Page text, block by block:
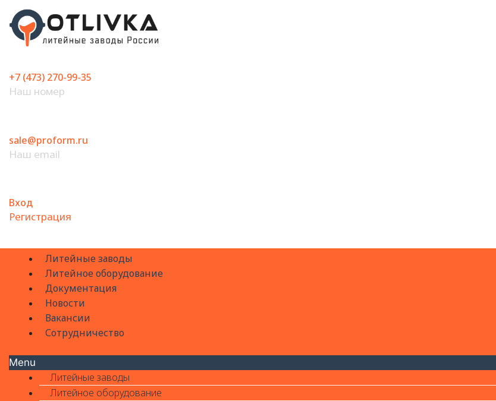
Перейти
содержимому
+7 (473) 270-99-35
Наш номер
sale@proform.ru
Наш email
Вход
Регистрация
Литейные заводы
Литейное оборудование
Документация
Новости
Вакансии
Сотрудничество
Menu
Литейные заводы
Литейное оборудование